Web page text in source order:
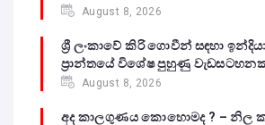
August 8, 2026
ශ්‍රී ලංකාවේ කිරි ගොවීන් සඳහා
ප්‍රාන්තයේ විශේෂ පුහුණු
August 8, 2026
අද කාලගුණය කොහොමද ? – නිල